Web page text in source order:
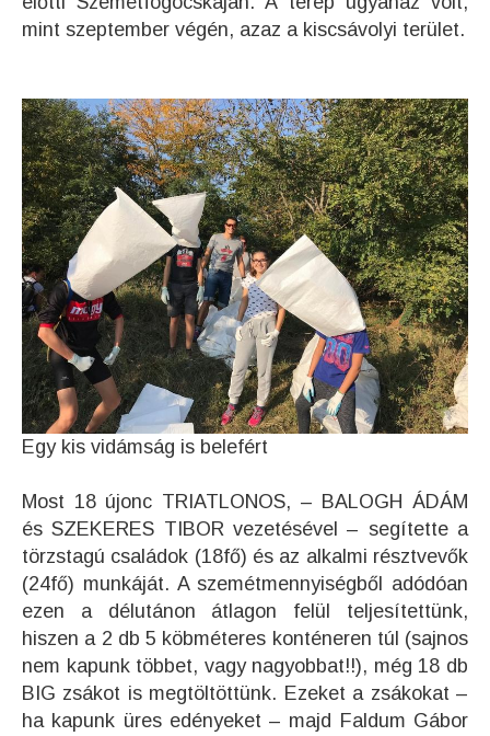
mint szeptember végén, azaz a kiscsávolyi terület.
Egy kis vidámság is belefért
Most 18 újonc TRIATLONOS, – BALOGH ÁDÁM
és SZEKERES TIBOR vezetésével – segítette a
törzstagú családok (18fő) és az alkalmi résztvevők
(24fő) munkáját. A szemétmennyiségből adódóan
ezen a délutánon átlagon felül teljesítettünk,
hiszen a 2 db 5 köbméteres konténeren túl (sajnos
nem kapunk többet, vagy nagyobbat!!), még 18 db
BIG zsákot is megtöltöttünk. Ezeket a zsákokat –
ha kapunk üres edényeket – majd Faldum Gábor